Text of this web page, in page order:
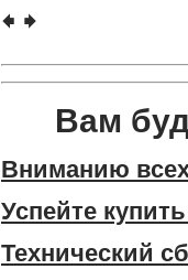
🠸 🠺
Вам
Вниманию
Успейте
Технический